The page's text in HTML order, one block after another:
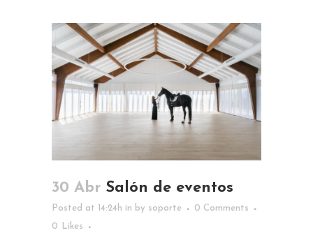
30 Abr Salón de eventos
Posted at 14:24h in by soporte
0 Comments
0
Likes